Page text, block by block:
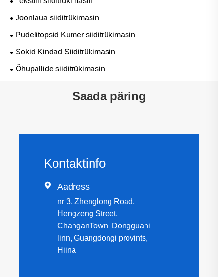
Joonlaua siiditrükimasin
Pudelitopsid Kumer siiditrükimasin
Sokid Kindad Siiditrükimasin
Õhupallide siiditrükimasin
Saada päring
Kontaktinfo
 Aadress
nr 3, Zhenglong Road,
Hengzeng Street,
ChanganTown, Dongguani
linn, Guangdongi provints,
Hiina